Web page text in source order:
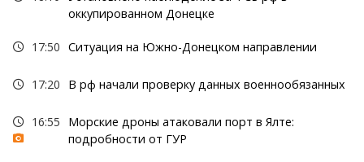
оккупированном Донецке
17:50 Ситуация на Южно-Донецком направлении
17:20 В рф начали проверку данных военнообязанных
16:55
Морские дроны атаковали порт в Ялте:
подробности от ГУР